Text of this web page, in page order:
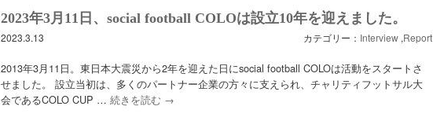
2023年3月11日、social football COLOは設立10年を迎えました。
2023.3.13 カテゴリー： Interview,Report
2013年3月11日。東日本大震災から2年を迎えた日にsocial football COLOは活動をスタートさ
せました。 設立当初は、多くのパートナー企業の方々に支えられ、チャリティフットサル大
会であるCOLO CUP …続きを読む →